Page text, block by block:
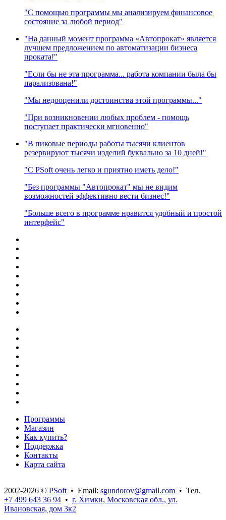
"С помощью программы мы анализируем финансовое
состояние за любой период"
"На данный момент программа «Автопрокат» является
лучшем предложением по автоматизации бизнеса
проката!"
"Если бы не эта программа... работа компании была бы
парализована!"
"Мы недооценили достоинства этой программы..."
"При возникновении любых проблем - помощь
поступает практически мгновенно"
"В пиковые периоды работы тысячи клиентов
резервируют тысячи изделий буквально за 10 дней!"
"C PSoft очень легко и приятно иметь дело!"
"Без программы "Автопрокат" мы не видим
возможностей эффективно вести бизнес!"
"Больше всего в программе нравится удобный и простой
интерфейс"
Программы
Магазин
Как купить?
Поддержка
Контакты
Карта сайта
2002-2026 © PSoft • Email: sgundorov@gmail.com • Тел.
+7 499 643 36 94 • г. Химки, Московская обл., ул.
Ивановская, дом 3к2